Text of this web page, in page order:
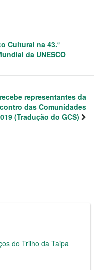
Cultural na 43.ª
da UNESCO
representantes da
das Comunidades
(Tradução do GCS)
do Trilho da Taipa